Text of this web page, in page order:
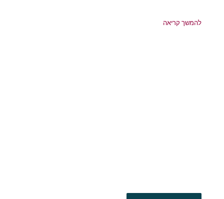
להמשך קריאה